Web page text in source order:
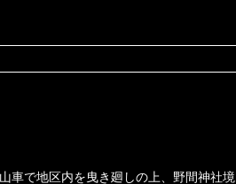
車で地区内を曳き廻しの上、野間神社境